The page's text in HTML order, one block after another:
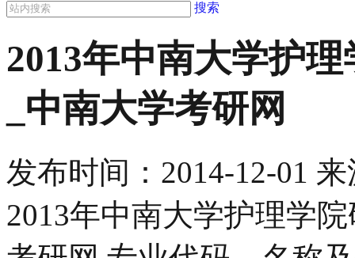
搜索
2013年中南大学护
_中南大学考研网
发布时间： 2014-12-01 来
2013年中南大学护理学